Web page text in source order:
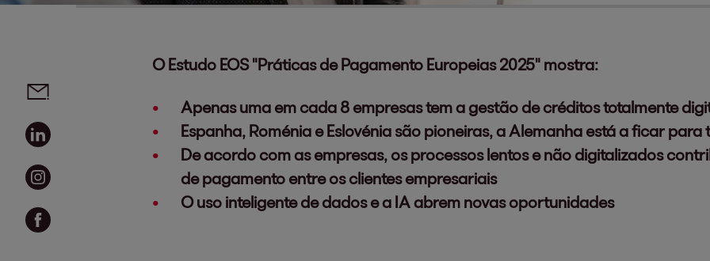
O Estudo EOS "Práticas de Pagamento Europeias 2025" mostra:
Apenas uma em cada 8 empresas tem a gestão de créditos totalmente
Espanha, Roménia e Eslovénia são pioneiras, a Alemanha está a ficar para
De acordo com as empresas, os processos lentos e não digitalizados
de pagamento entre os clientes empresariais
O uso inteligente de dados e a IA abrem novas oportunidades
Social media links - share article